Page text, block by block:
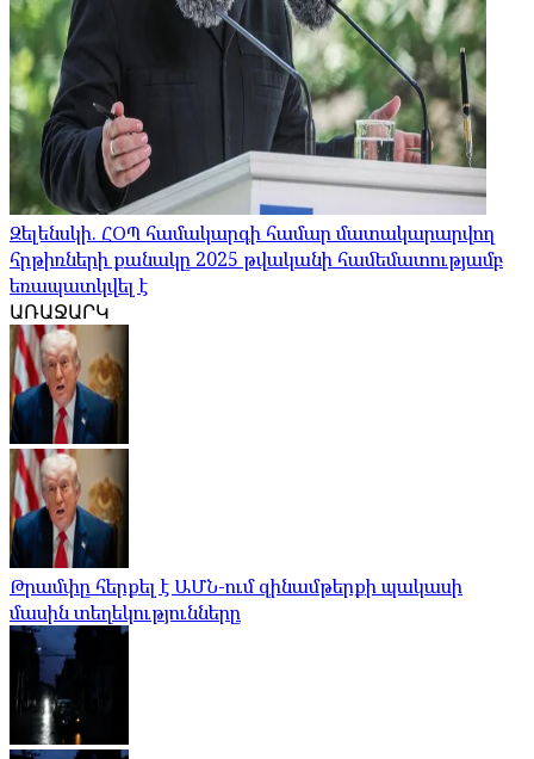
Զելենսկի. ՀՕՊ համակարգի համար մատակարարվող
հրթիռների քանակը 2025 թվականի համեմատությամբ
եռապատկվել է
ԱՌԱՋԱՐԿ
Թրամփը հերքել է ԱՄՆ-ում զինամթերքի պակասի
մասին տեղեկությունները